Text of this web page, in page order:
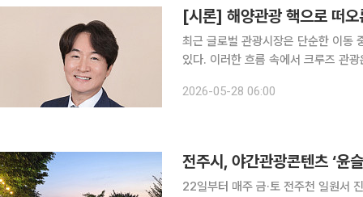
[시론] 해양관광 핵으로 떠오
최근 글로벌 관광시장은 단순한 이동
있다. 이러한 흐름 속에서 크루즈 관
은 중국·일본·동남아시아를 중심으로
2026-05-28 06:00
전주시, 야간관광콘텐츠 ‘윤
22일부터 매주 금·토 전주천 일원서 진행체류형 관광 확